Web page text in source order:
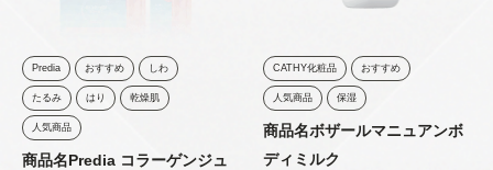
Predia おすすめ しわ
たるみ はり 乾燥肌
人気商品
商品名Predia コラーゲンジュ
CATHY化粧品 おすすめ
人気商品 保湿
商品名ボザールマニュアンボ
ディミルク